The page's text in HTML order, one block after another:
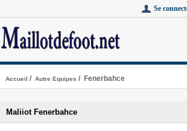
Se
Accueil / Autre Equipes / Fenerbahce
Maliiot Fenerbahce